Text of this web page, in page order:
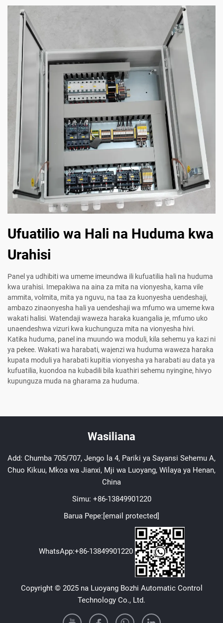
Ufuatilio wa Hali na Huduma kwa
Urahisi
Panel ya udhibiti wa umeme imeundwa ili kufuatilia hali na huduma
kwa urahisi. Imepakiwa na aina za mita na vionyesha, kama vile
ammita, volmita, mita ya nguvu, na taa za kuonyesha uendeshaji,
ambazo zinaonyesha hali ya uendeshaji wa mfumo wa umeme kwa
wakati halisi. Watendaji waweza haraka kuangalia je, mfumo uko
unaendeshwa vizuri kwa kuchunguza mita na vionyesha hivi.
Katika huduma, panel ina muundo wa moduli, kila sehemu ya kazi ni
ya pekee. Wakati wa harabati, wajenzi wa huduma waweza haraka
kupata moduli ya harabati kupitia vionyesha ya harabati au data ya
kufuatilia, kuondoa na kubadili bila kuathiri sehemu nyingine, hivyo
kupunguza muda na gharama za huduma.
Wasiliana
Add: Chumba 705/707, Jengo la 4, Pariki ya Sayansi Sehemu A,
Chuo Kikuu, Mkoa wa Jianxi, Mji wa Luoyang, Wilaya ya Henan,
China
Simu: +86-13849901220
Barua Pepe:[email protected]
WhatsApp:+86-13849901220
Copyright © 2025 na Luoyang Bozhi Automatic Control
Technology Co., Ltd.